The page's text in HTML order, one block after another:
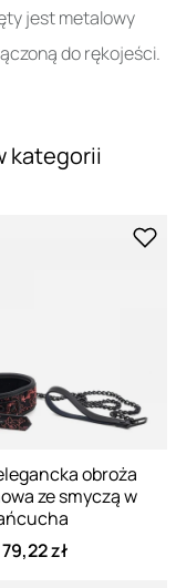
jest metalowy
do rękojeści.
kategorii
obroża
ze smyczą w
79,22 zł